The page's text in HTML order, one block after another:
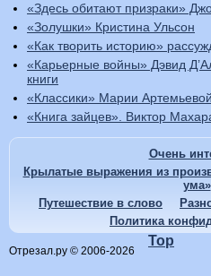
«Здесь обитают призраки»
«Золушки» Кристина Ульсон
«Как творить историю»
«Карьерные войны» Дэвид
книги
«Классики» Марии Артемьевой
«Книга зайцев». Виктор
Очень
Крылатые выражения из
ума»
Путешествие в слово
Политика
Отрезал.ру © 2006-2026
Top